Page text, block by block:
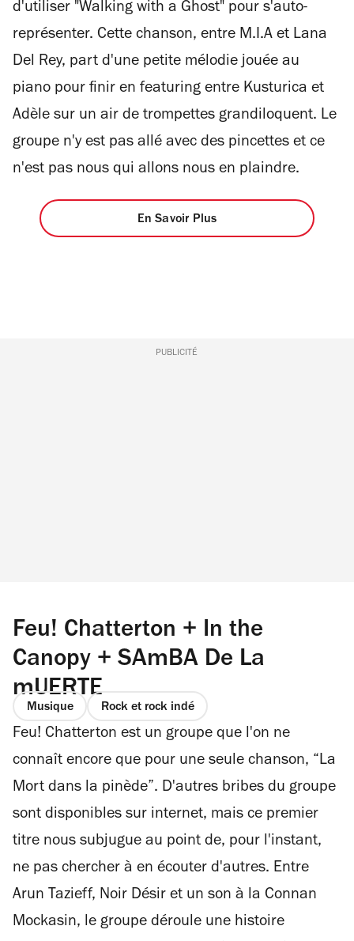
d'utiliser "Walking with a Ghost" pour s'auto-
représenter. Cette chanson, entre M.I.A et Lana
Del Rey, part d'une petite mélodie jouée au
piano pour finir en featuring entre Kusturica et
Adèle sur un air de trompettes grandiloquent. Le
groupe n'y est pas allé avec des pincettes et ce
n'est pas nous qui allons nous en plaindre.
En Savoir Plus
PUBLICITÉ
Feu! Chatterton + In the
Canopy + SAmBA De La
mUERTE
Musique Rock et rock indé
Feu! Chatterton est un groupe que l'on ne
connaît encore que pour une seule chanson, “La
Mort dans la pinède”. D'autres bribes du groupe
sont disponibles sur internet, mais ce premier
titre nous subjugue au point de, pour l'instant,
ne pas chercher à en écouter d'autres. Entre
Arun Tazieff, Noir Désir et un son à la Connan
Mockasin, le groupe déroule une histoire